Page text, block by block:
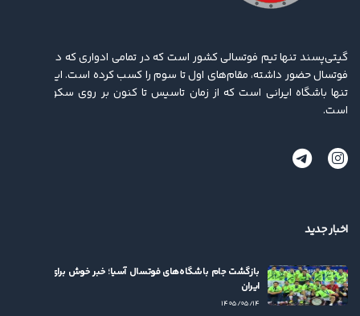
گیتی‌پسند تنها تیم فوتسالی کشور است که در تمامی ادواری که در لیگ برتر
فوتسال حضور داشته، مقام‌های اول تا سوم را کسب کرده ‌است. این باشگاه
تنها باشگاه ایرانی است که از زمان تاسیس تا کنون بر روی سکو ایستاده
است.
اخبار جدید
بازگشت جام باشگاه‌های فوتسال آسیا؛ خبر خوش برای فوتسال
ایران
۱۴۰۵/۰۵/۱۴